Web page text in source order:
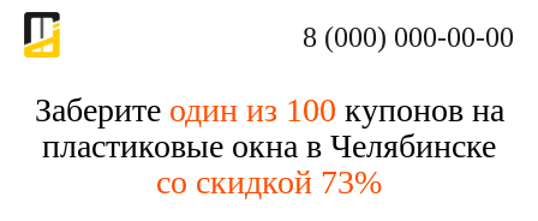
8 (000) 000-00-00
Заберите один из 100 купонов на
пластиковые окна в Челябинске
со скидкой 73%